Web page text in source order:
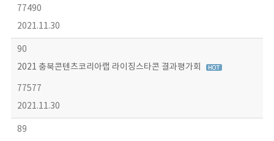
77490
2021.11.30
90
2021 충북콘텐츠코리아랩 라이징스타콘 결과평가회
77577
2021.11.30
89